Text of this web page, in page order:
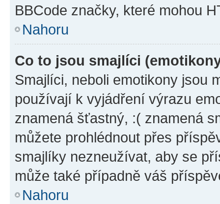
BBCode značky, které mohou
Nahoru
Co to jsou smajlíci
Smajlíci, neboli emotikony jsou
používají k vyjádření výrazu
znamená šťastný, :( znamená
můžete prohlédnout přes
smajlíky nezneužívat, aby se
může také případně váš
Nahoru